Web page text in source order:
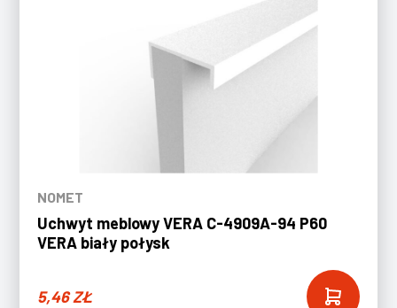
NOMET
Uchwyt meblowy VERA C-4909A-94 P60
VERA biały połysk
5,46ZŁ